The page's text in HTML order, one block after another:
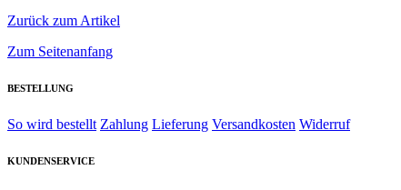
Zurück zum Artikel
Zum Seitenanfang
BESTELLUNG
So wird bestellt Zahlung Lieferung Versandkosten Widerruf
KUNDENSERVICE